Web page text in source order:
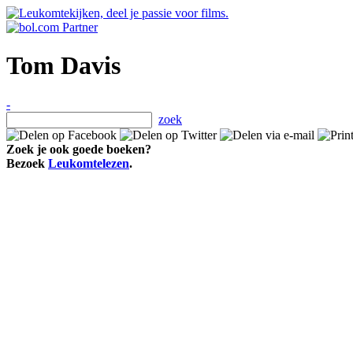
Tom Davis
-
zoek
Zoek je ook goede boeken?
Bezoek Leukomtelezen.